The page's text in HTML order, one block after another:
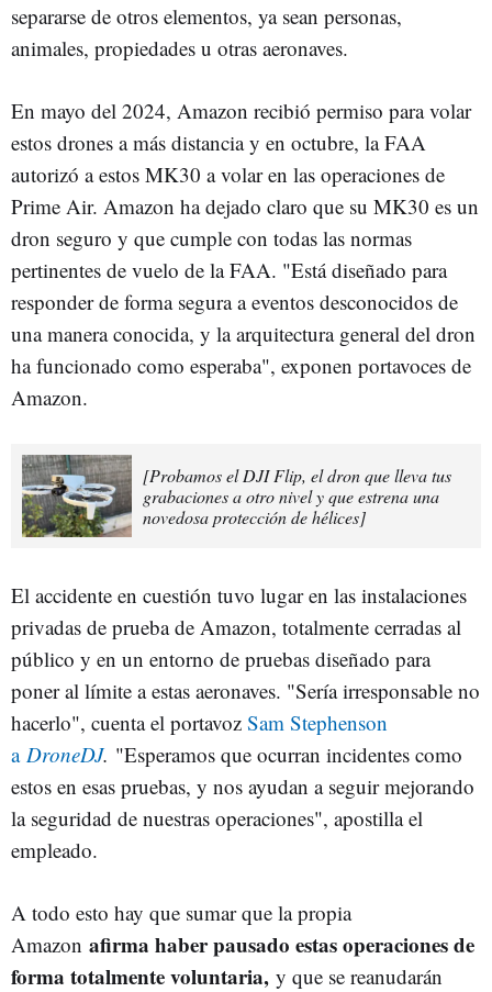
separarse de otros elementos, ya sean personas,
animales, propiedades u otras aeronaves.
En mayo del 2024, Amazon recibió permiso para volar
estos drones a más distancia y en octubre, la FAA
autorizó a estos MK30 a volar en las operaciones de
Prime Air. Amazon ha dejado claro que su MK30 es un
dron seguro y que cumple con todas las normas
pertinentes de vuelo de la FAA. "Está diseñado para
responder de forma segura a eventos desconocidos de
una manera conocida, y la arquitectura general del dron
ha funcionado como esperaba", exponen portavoces de
Amazon.
[Probamos el DJI Flip, el dron que lleva tus
grabaciones a otro nivel y que estrena una
novedosa protección de hélices]
El accidente en cuestión tuvo lugar en las instalaciones
privadas de prueba de Amazon, totalmente cerradas al
público y en un entorno de pruebas diseñado para
poner al límite a estas aeronaves. "Sería irresponsable no
hacerlo", cuenta el portavoz Sam Stephenson
a DroneDJ. "Esperamos que ocurran incidentes como
estos en esas pruebas, y nos ayudan a seguir mejorando
la seguridad de nuestras operaciones", apostilla el
empleado.
A todo esto hay que sumar que la propia
Amazon afirma haber pausado estas operaciones de
forma totalmente voluntaria, y que se reanudarán